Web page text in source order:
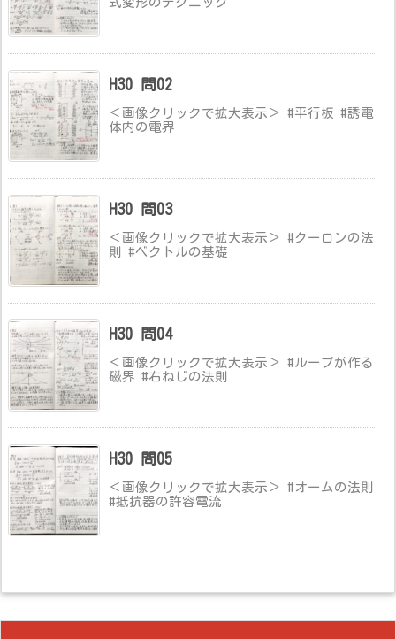
H30 問02
＜画像クリックで拡大表示＞ #平行板 #誘電
体内の電界
H30 問03
＜画像クリックで拡大表示＞ #クーロンの法
則 #ベクトルの基礎
H30 問04
＜画像クリックで拡大表示＞ #ループが作る
磁界 #右ねじの法則
H30 問05
＜画像クリックで拡大表示＞ #オームの法則
#抵抗器の許容電流